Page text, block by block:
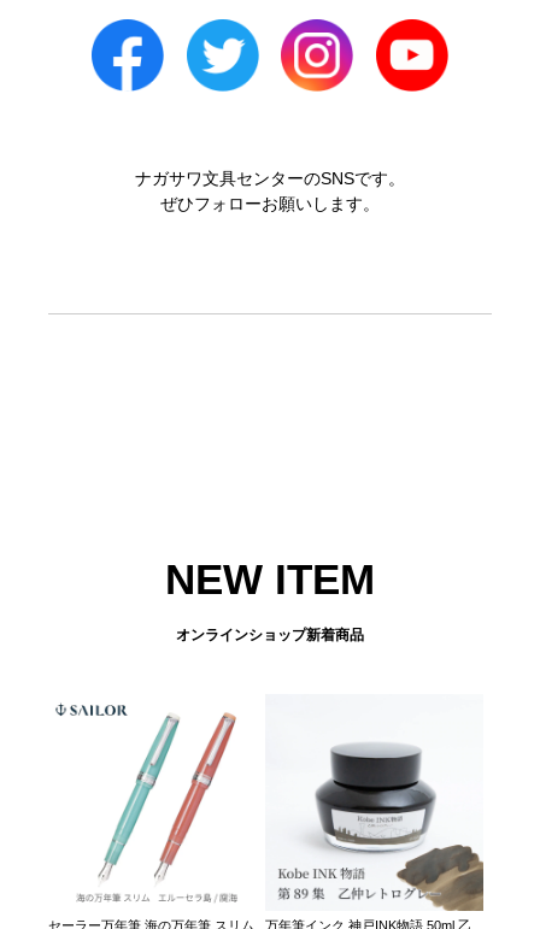
ナガサワ文具センターのSNSです。
ぜひフォローお願いします。
NEW ITEM
オンラインショップ新着商品
セーラー万年筆 海の万年筆 スリム
万年筆インク 神戸INK物語 50ml 乙